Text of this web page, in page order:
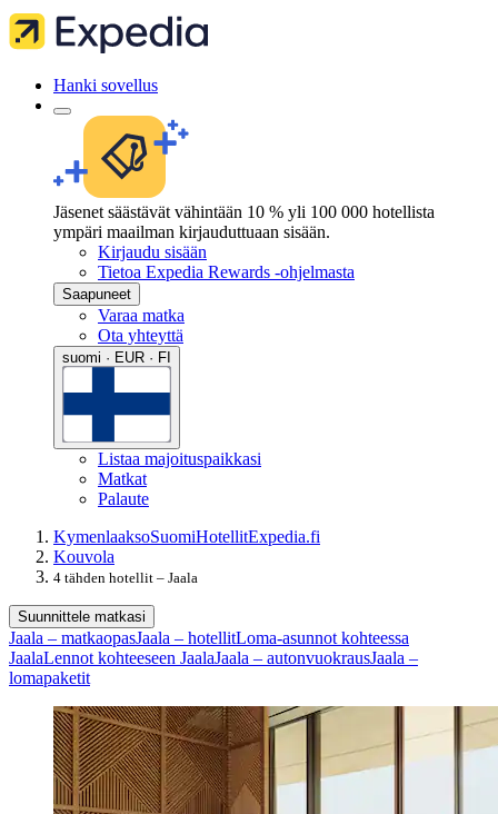
Hanki sovellus
Jäsenet säästävät vähintään 10 % yli 100 000 hotellista
ympäri maailman kirjauduttuaan sisään.
Kirjaudu sisään
Tietoa Expedia Rewards -ohjelmasta
Saapuneet
Varaa matka
Ota yhteyttä
suomi · EUR · FI
Listaa majoituspaikkasi
Matkat
Palaute
KymenlaaksoSuomiHotellitExpedia.fi
Kouvola
4 tähden hotellit – Jaala
Suunnittele matkasi
Jaala – matkaopasJaala – hotellitLoma-asunnot kohteessa
JaalaLennot kohteeseen JaalaJaala – autonvuokrausJaala –
lomapaketit